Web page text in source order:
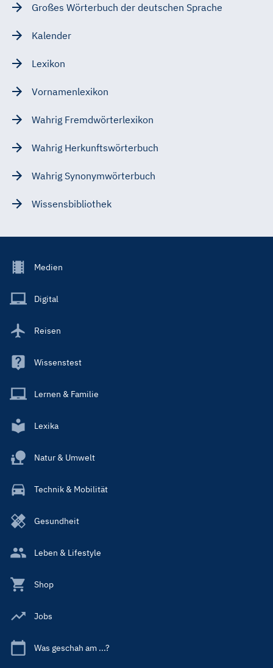
Großes Wörterbuch der deutschen Sprache
Kalender
Lexikon
Vornamenlexikon
Wahrig Fremdwörterlexikon
Wahrig Herkunftswörterbuch
Wahrig Synonymwörterbuch
Wissensbibliothek
Footer
Main
Medien
Digital
Reisen
Wissenstest
Lernen & Familie
Lexika
Natur & Umwelt
Technik & Mobilität
Gesundheit
Leben & Lifestyle
Shop
Jobs
Was geschah am ...?